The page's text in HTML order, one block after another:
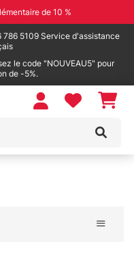
de 10 %
5109 Service d'assistance
le code "NOUVEAU5" pour
de -5%.
Toggle